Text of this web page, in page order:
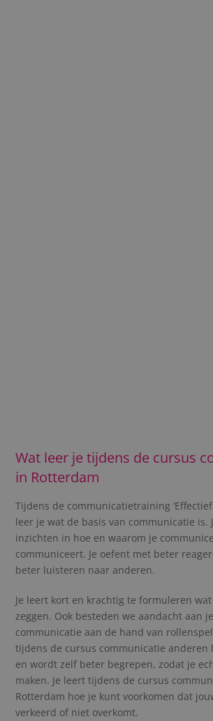
Wat leer je tijdens de cursus
in Rotterdam
Tijdens de communicatietraining
leer je wat de basis van communicatie is.
inzichten in hoe en waarom je
communiceert. Je oefent met beter
beter luisteren naar anderen.
Je leert kort en krachtig te formuleren
zeggen. Ook besteden we aandacht aan
communicatie aan de hand van
tijdens de cursus communicatie anderen
en wordt zelf beter begrepen, zodat je
maken. Je leerttijdens de cursus
Rotterdam hoe je kunt voorkomen dat
verkeerd of niet overkomt.